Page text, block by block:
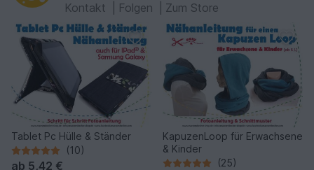
Kontakt
Folgen Zum Store
Tablet Pc Hülle & Ständer
(10)
ab 5,42 €
KapuzenLoop für Erwachsene
& Kinder
(25)